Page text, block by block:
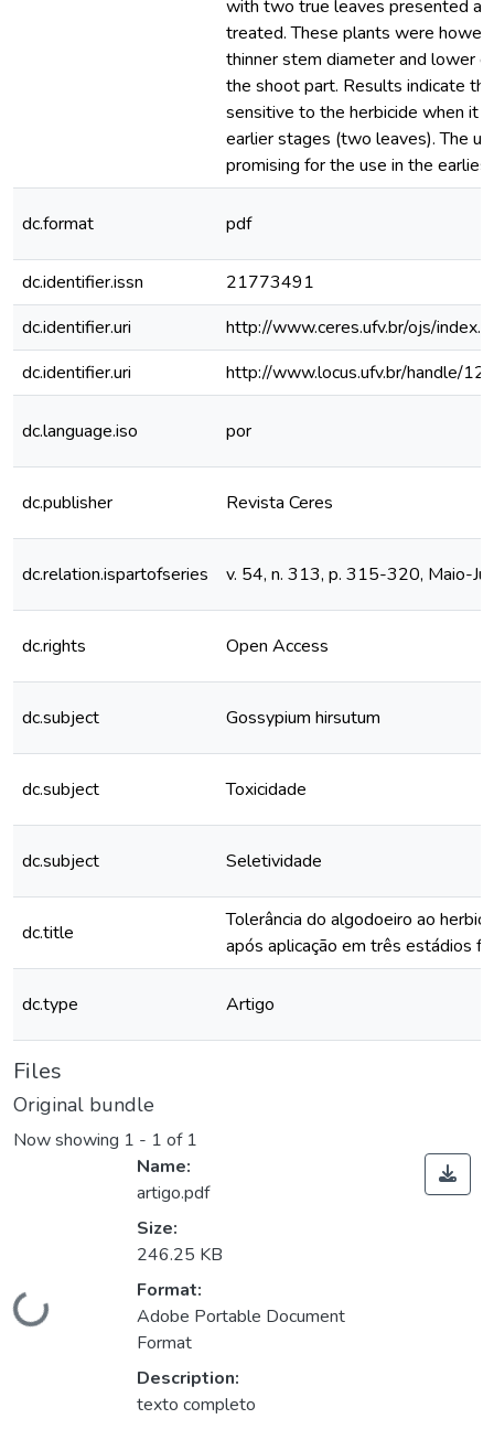
with two true leaves presented a
treated. These plants were
thinner stem diameter and lower
the shoot part. Results indicate
sensitive to the herbicide when it
earlier stages (two leaves). The
promising for the use in the
dc.format pdf
dc.identifier.issn
21773491
dc.identifier.uri
http://www.ceres.ufv.br/ojs/
dc.identifier.uri
http://www.locus.ufv.br/handle/
dc.language.iso por
dc.publisher Revista Ceres
dc.relation.ispartofseries v. 54, n. 313, p. 315-320, Maio-
dc.rights Open Access
dc.subject Gossypium hirsutum
dc.subject Toxicidade
dc.subject Seletividade
dc.title
Tolerância do algodoeiro ao
após aplicação em três estádios
dc.type Artigo
Files
Original bundle
Now showing 1 - 1 of 1
Loading...
Name:
artigo.pdf
Size:
246.25 KB
Format:
Adobe Portable Document
Format
Description:
texto completo